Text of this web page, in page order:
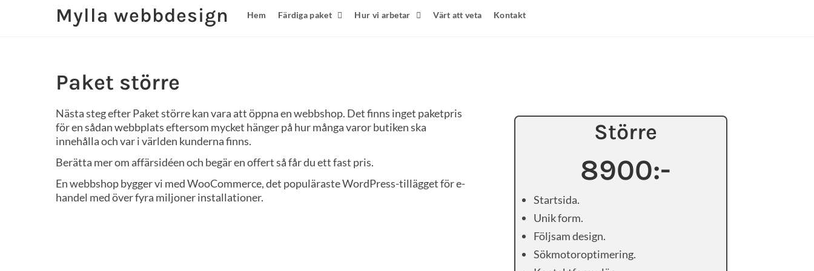
Mylla webbdesign Hem Färdiga paket Hur vi arbetar Värt att veta Kontakt
Paket större
Nästa steg efter Paket större kan vara att öppna en webbshop. Det finns inget paketpris
för en sådan webbplats eftersom mycket hänger på hur många varor butiken ska
innehålla och var i världen kunderna finns.
Berätta mer om affärsidéen och begär en offert så får du ett fast pris.
En webbshop bygger vi med WooCommerce, det populäraste WordPress-tillägget för e-
handel med över fyra miljoner installationer.
Större
8900:-
Startsida.
Unik form.
Följsam design.
Sökmotoroptimering.